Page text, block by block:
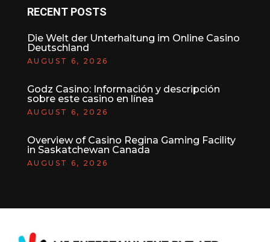
RECENT POSTS
Die Welt der Unterhaltung im Online Casino
Deutschland
AUGUST 6, 2026
Godz Casino: Información y descripción
sobre este casino en línea
AUGUST 6, 2026
Overview of Casino Regina Gaming Facility
in Saskatchewan Canada
AUGUST 6, 2026